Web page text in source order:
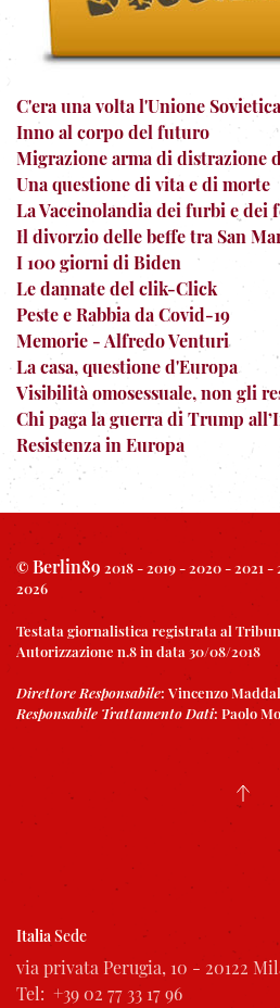
C'era una volta l'Unione Sovietica
Inno al corpo del futuro
Migrazione arma di distrazione
Una questione di vita e di morte
La Vaccinolandia dei furbi e dei
Il divorzio delle beffe tra San
I 100 giorni di Biden
Le dannate del clik-Click
Peste e Rabbia da Covid-19
Memorie - Alfredo Venturi
La casa, questione d'Europa
Visibilità omosessuale, non gli
Chi paga la guerra di Trump
Resistenza in Europa
© Berlin89 2018 - 2019 - 2020 - 2021
2026
Testata giornalistica registrata al
Autorizzazione n.8 in data 30/08/2018
Direttore Responsabile: Vincenzo
Responsabile Trattamento Dati: Paolo
Italia Sede
via privata Perugia, 10 - 20122
Tel: +39 02 77 33 17 96